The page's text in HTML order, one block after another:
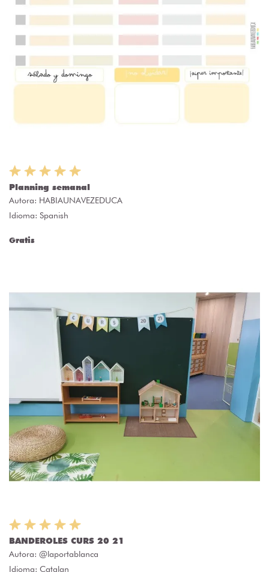
Planning semanal
Autora: HABIAUNAVEZEDUCA
Idioma: Spanish
Gratis
BANDEROLES CURS 20 21
Autora: @laportablanca
Idioma: Catalan